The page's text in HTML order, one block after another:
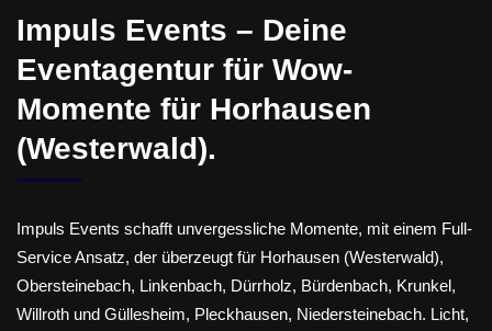
Impuls Events – Deine
Eventagentur für Wow-
Momente für Horhausen
(Westerwald).
Impuls Events schafft unvergessliche Momente, mit einem Full-
Service Ansatz, der überzeugt für Horhausen (Westerwald),
Obersteinebach, Linkenbach, Dürrholz, Bürdenbach, Krunkel,
Willroth und Güllesheim, Pleckhausen, Niedersteinebach. Licht,